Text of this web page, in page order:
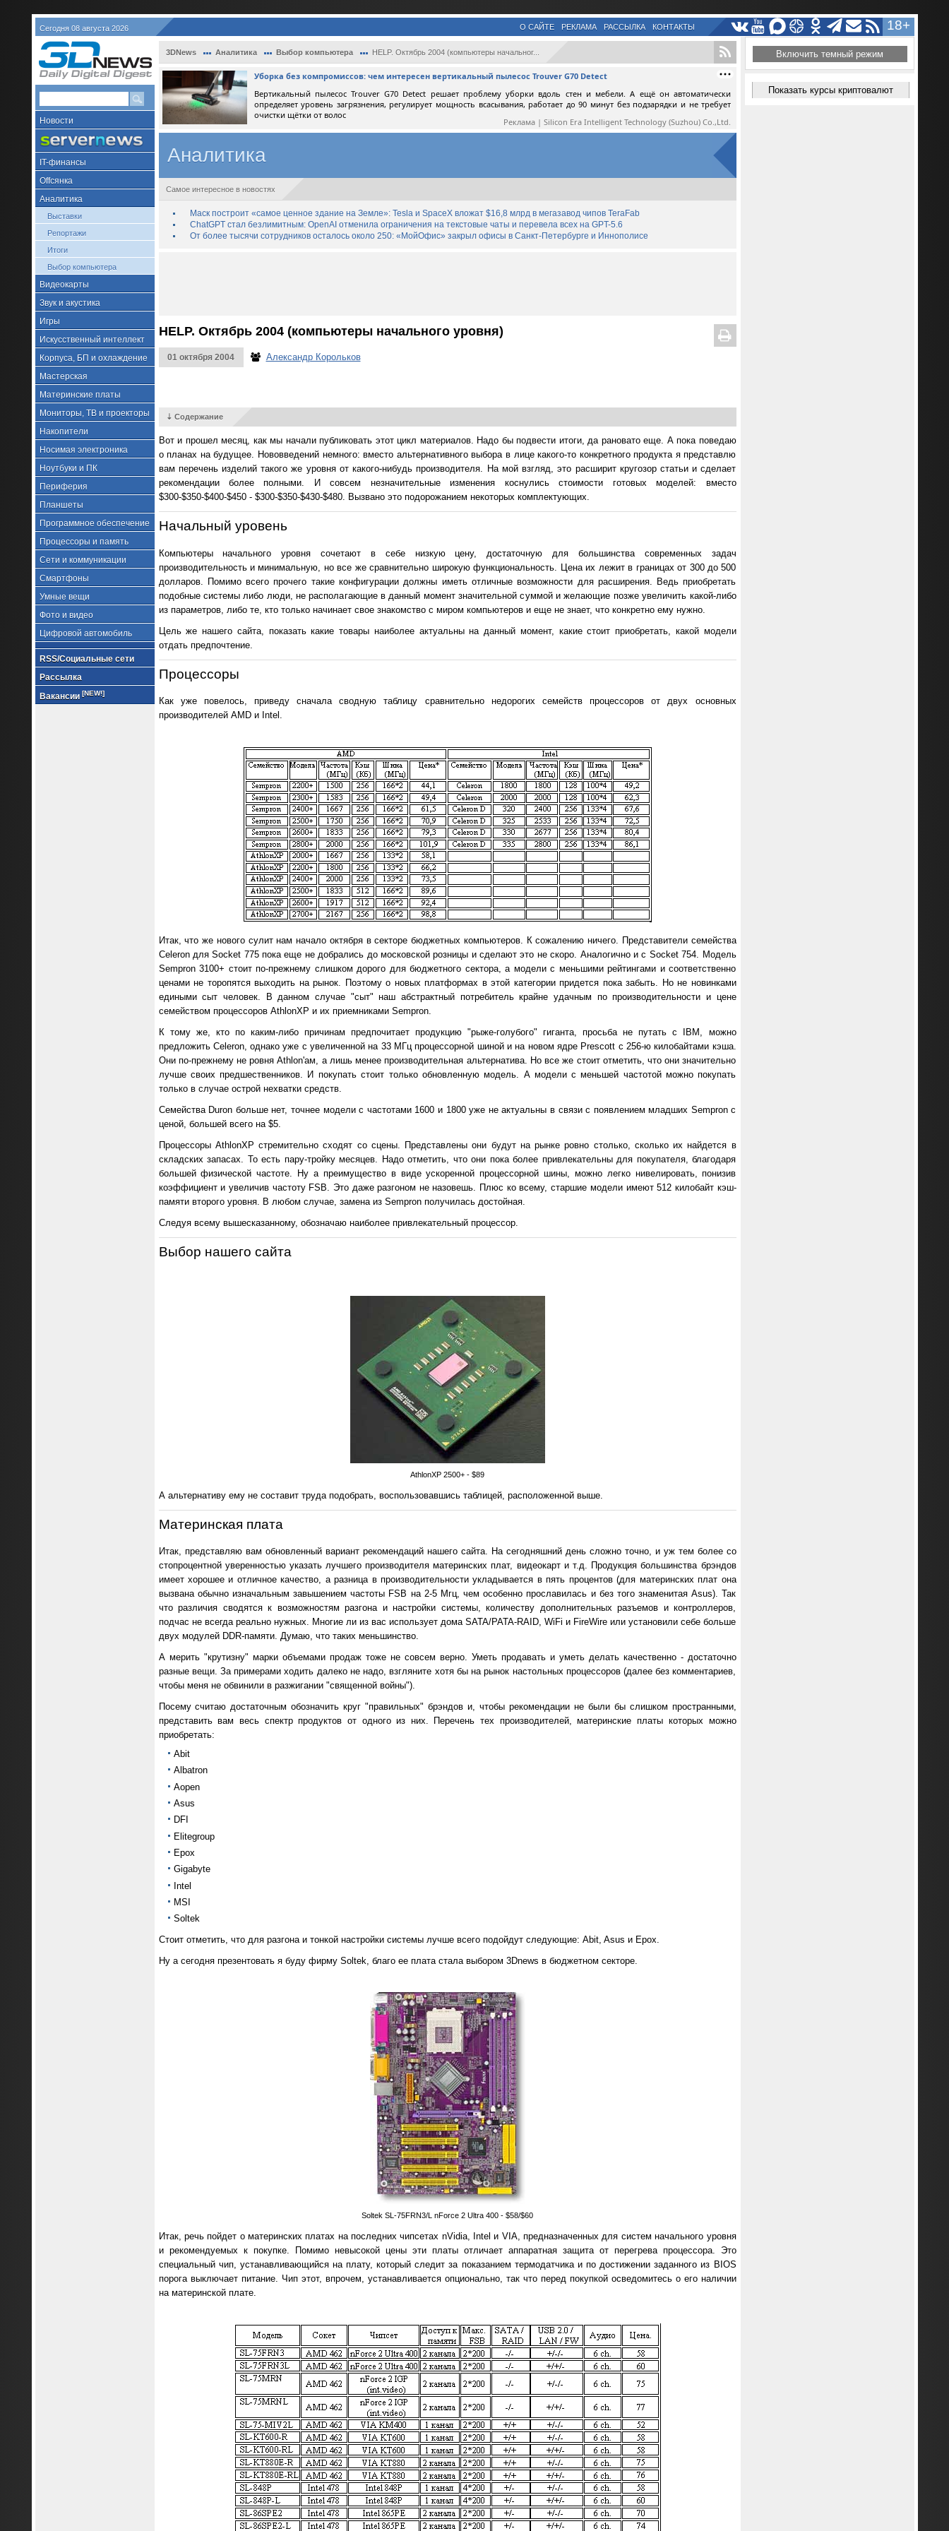
Сегодня 08 августа 2026 18+
О САЙТЕ РЕКЛАМА РАССЫЛКА КОНТАКТЫ
Новости
IT-финансы
Offсянка
Аналитика
Выставки
Репортажи
Итоги
Выбор компьютера
Видеокарты
Звук и акустика
Игры
Искусственный интеллект
Корпуса, БП и охлаждение
Мастерская
Материнские платы
Мониторы, ТВ и проекторы
Накопители
Носимая электроника
Ноутбуки и ПК
Периферия
Планшеты
Программное обеспечение
Процессоры и память
Сети и коммуникации
Смартфоны
Умные вещи
Фото и видео
Цифровой автомобиль
RSS/Социальные сети
Рассылка
Вакансии [NEW!]
3DNews Аналитика Выбор компьютера HELP. Октябрь 2004 (компьютеры начальног...
Уборка без компромиссов: чем интересен вертикальный пылесос Trouver G70 Detect
Вертикальный пылесос Trouver G70 Detect решает проблему уборки вдоль стен и мебели. А ещё он автоматически
определяет уровень загрязнения, регулирует мощность всасывания, работает до 90 минут без подзарядки и не требует
очистки щётки от волос
Реклама | Silicon Era Intelligent Technology (Suzhou) Co.,Ltd.
Аналитика
Самое интересное в новостях
Маск построит «самое ценное здание на Земле»: Tesla и SpaceX вложат $16,8 млрд в мегазавод чипов TeraFab
ChatGPT стал безлимитным: OpenAI отменила ограничения на текстовые чаты и перевела всех на GPT-5.6
От более тысячи сотрудников осталось около 250: «МойОфис» закрыл офисы в Санкт-Петербурге и Иннополисе
HELP. Октябрь 2004 (компьютеры начального уровня)
01 октября 2004 Александр Корольков
⇣ Содержание
Вот и прошел месяц, как мы начали публиковать этот цикл материалов. Надо бы подвести итоги, да рановато еще. А пока поведаю
о планах на будущее. Нововведений немного: вместо альтернативного выбора в лице какого-то конкретного продукта я представлю
вам перечень изделий такого же уровня от какого-нибудь производителя. На мой взгляд, это расширит кругозор статьи и сделает
рекомендации более полными. И совсем незначительные изменения коснулись стоимости готовых моделей: вместо
$300-$350-$400-$450 - $300-$350-$430-$480. Вызвано это подорожанием некоторых комплектующих.
Начальный уровень
Компьютеры начального уровня сочетают в себе низкую цену, достаточную для большинства современных задач
производительность и минимальную, но все же сравнительно широкую функциональность. Цена их лежит в границах от 300 до 500
долларов. Помимо всего прочего такие конфигурации должны иметь отличные возможности для расширения. Ведь приобретать
подобные системы либо люди, не располагающие в данный момент значительной суммой и желающие позже увеличить какой-либо
из параметров, либо те, кто только начинает свое знакомство с миром компьютеров и еще не знает, что конкретно ему нужно.
Цель же нашего сайта, показать какие товары наиболее актуальны на данный момент, какие стоит приобретать, какой модели
отдать предпочтение.
Процессоры
Как уже повелось, приведу сначала сводную таблицу сравнительно недорогих семейств процессоров от двух основных
производителей AMD и Intel.
Итак, что же нового сулит нам начало октября в секторе бюджетных компьютеров. К сожалению ничего. Представители семейства
Celeron для Socket 775 пока еще не добрались до московской розницы и сделают это не скоро. Аналогично и с Socket 754. Модель
Sempron 3100+ стоит по-прежнему слишком дорого для бюджетного сектора, а модели с меньшими рейтингами и соответственно
ценами не торопятся выходить на рынок. Поэтому о новых платформах в этой категории придется пока забыть. Но не новинками
едиными сыт человек. В данном случае "сыт" наш абстрактный потребитель крайне удачным по производительности и цене
семейством процессоров AthlonXP и их приемниками Sempron.
К тому же, кто по каким-либо причинам предпочитает продукцию "рыже-голубого" гиганта, просьба не путать с IBM, можно
предложить Celeron, однако уже с увеличенной на 33 МГц процессорной шиной и на новом ядре Prescott с 256-ю килобайтами кэша.
Они по-прежнему не ровня Athlon'ам, а лишь менее производительная альтернатива. Но все же стоит отметить, что они значительно
лучше своих предшественников. И покупать стоит только обновленную модель. А модели с меньшей частотой можно покупать
только в случае острой нехватки средств.
Семейства Duron больше нет, точнее модели с частотами 1600 и 1800 уже не актуальны в связи с появлением младших Sempron с
ценой, большей всего на $5.
Процессоры AthlonXP стремительно сходят со сцены. Представлены они будут на рынке ровно столько, сколько их найдется в
складских запасах. То есть пару-тройку месяцев. Надо отметить, что они пока более привлекательны для покупателя, благодаря
большей физической частоте. Ну а преимущество в виде ускоренной процессорной шины, можно легко нивелировать, понизив
коэффициент и увеличив частоту FSB. Это даже разгоном не назовешь. Плюс ко всему, старшие модели имеют 512 килобайт кэш-
памяти второго уровня. В любом случае, замена из Sempron получилась достойная.
Следуя всему вышесказанному, обозначаю наиболее привлекательный процессор.
Выбор нашего сайта
AthlonXP 2500+ - $89
А альтернативу ему не составит труда подобрать, воспользовавшись таблицей, расположенной выше.
Материнская плата
Итак, представляю вам обновленный вариант рекомендаций нашего сайта. На сегодняшний день сложно точно, и уж тем более со
стопроцентной уверенностью указать лучшего производителя материнских плат, видеокарт и т.д. Продукция большинства брэндов
имеет хорошее и отличное качество, а разница в производительности укладывается в пять процентов (для материнских плат она
вызвана обычно изначальным завышением частоты FSB на 2-5 Мгц, чем особенно прославилась и без того знаменитая Asus). Так
что различия сводятся к возможностям разгона и настройки системы, количеству дополнительных разъемов и контроллеров,
подчас не всегда реально нужных. Многие ли из вас использует дома SATA/PATA-RAID, WiFi и FireWire или установили себе больше
двух модулей DDR-памяти. Думаю, что таких меньшинство.
А мерить "крутизну" марки объемами продаж тоже не совсем верно. Уметь продавать и уметь делать качественно - достаточно
разные вещи. За примерами ходить далеко не надо, взгляните хотя бы на рынок настольных процессоров (далее без комментариев,
чтобы меня не обвинили в разжигании "священной войны").
Посему считаю достаточным обозначить круг "правильных" брэндов и, чтобы рекомендации не были бы слишком пространными,
представить вам весь спектр продуктов от одного из них. Перечень тех производителей, материнские платы которых можно
приобретать:
Abit
Albatron
Aopen
Asus
DFI
Elitegroup
Epox
Gigabyte
Intel
MSI
Soltek
Стоит отметить, что для разгона и тонкой настройки системы лучше всего подойдут следующие: Abit, Asus и Epox.
Ну а сегодня презентовать я буду фирму Soltek, благо ее плата стала выбором 3Dnews в бюджетном секторе.
Soltek SL-75FRN3/L nForce 2 Ultra 400 - $58/$60
Итак, речь пойдет о материнских платах на последних чипсетах nVidia, Intel и VIA, предназначенных для систем начального уровня
и рекомендуемых к покупке. Помимо невысокой цены эти платы отличает аппаратная защита от перегрева процессора. Это
специальный чип, устанавливающийся на плату, который следит за показанием термодатчика и по достижении заданного из BIOS
порога выключает питание. Чип этот, впрочем, устанавливается опционально, так что перед покупкой осведомитесь о его наличии
на материнской плате.
Включить темный режим
Показать курсы криптовалют